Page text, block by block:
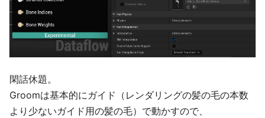
閑話休題。
Groomは基本的にガイド（レンダリングの髪の毛の本数
より少ないガイド用の髪の毛）で動かすので、